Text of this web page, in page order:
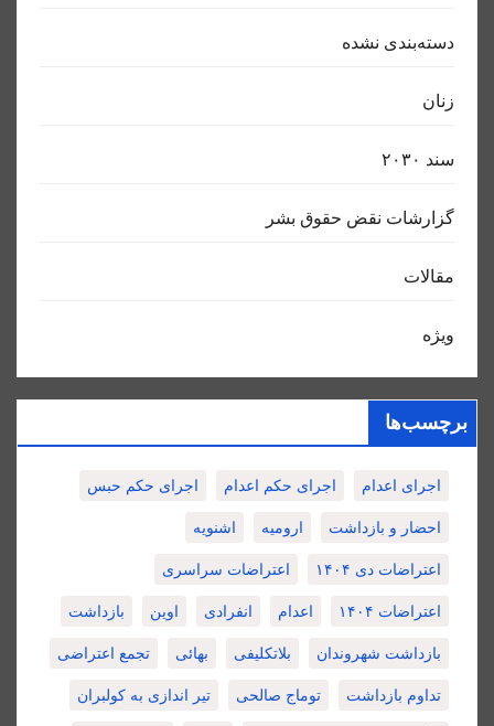
دسته‌بندی نشده
زنان
سند ٢٠٣٠
گزارشات نقض حقوق بشر
مقالات
ویژه
برچسب‌ها
اجرای اعدام اجرای حکم اعدام اجرای حکم حبس
احضار و بازداشت ارومیه اشنویه
اعتراضات دی ۱۴۰۴ اعتراضات سراسری
اعتراضات ۱۴۰۴ اعدام انفرادی اوین بازداشت
بازداشت شهروندان بلاتکلیفی بهائی تجمع اعتراضی
تداوم بازداشت توماج صالحی تیر اندازی به کولبران